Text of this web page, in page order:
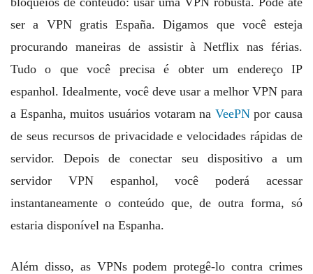
ser a VPN gratis España. Digamos que você esteja
procurando maneiras de assistir à Netflix nas férias.
Tudo o que você precisa é obter um endereço IP
espanhol. Idealmente, você deve usar a melhor VPN para
a Espanha, muitos usuários votaram na VeePNpor causa
de seus recursos de privacidade e velocidades rápidas de
servidor. Depois de conectar seu dispositivo a um
servidor VPN espanhol, você poderá acessar
instantaneamente o conteúdo que, de outra forma, só
estaria disponível na Espanha.
Além disso, as VPNs podem protegê-lo contra crimes